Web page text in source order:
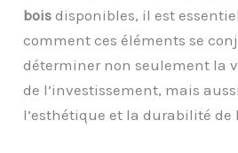
boisdisponibles, il est
comment ces éléments se
déterminer non seulement la
de l’investissement, mais
l’esthétique et la durabilité